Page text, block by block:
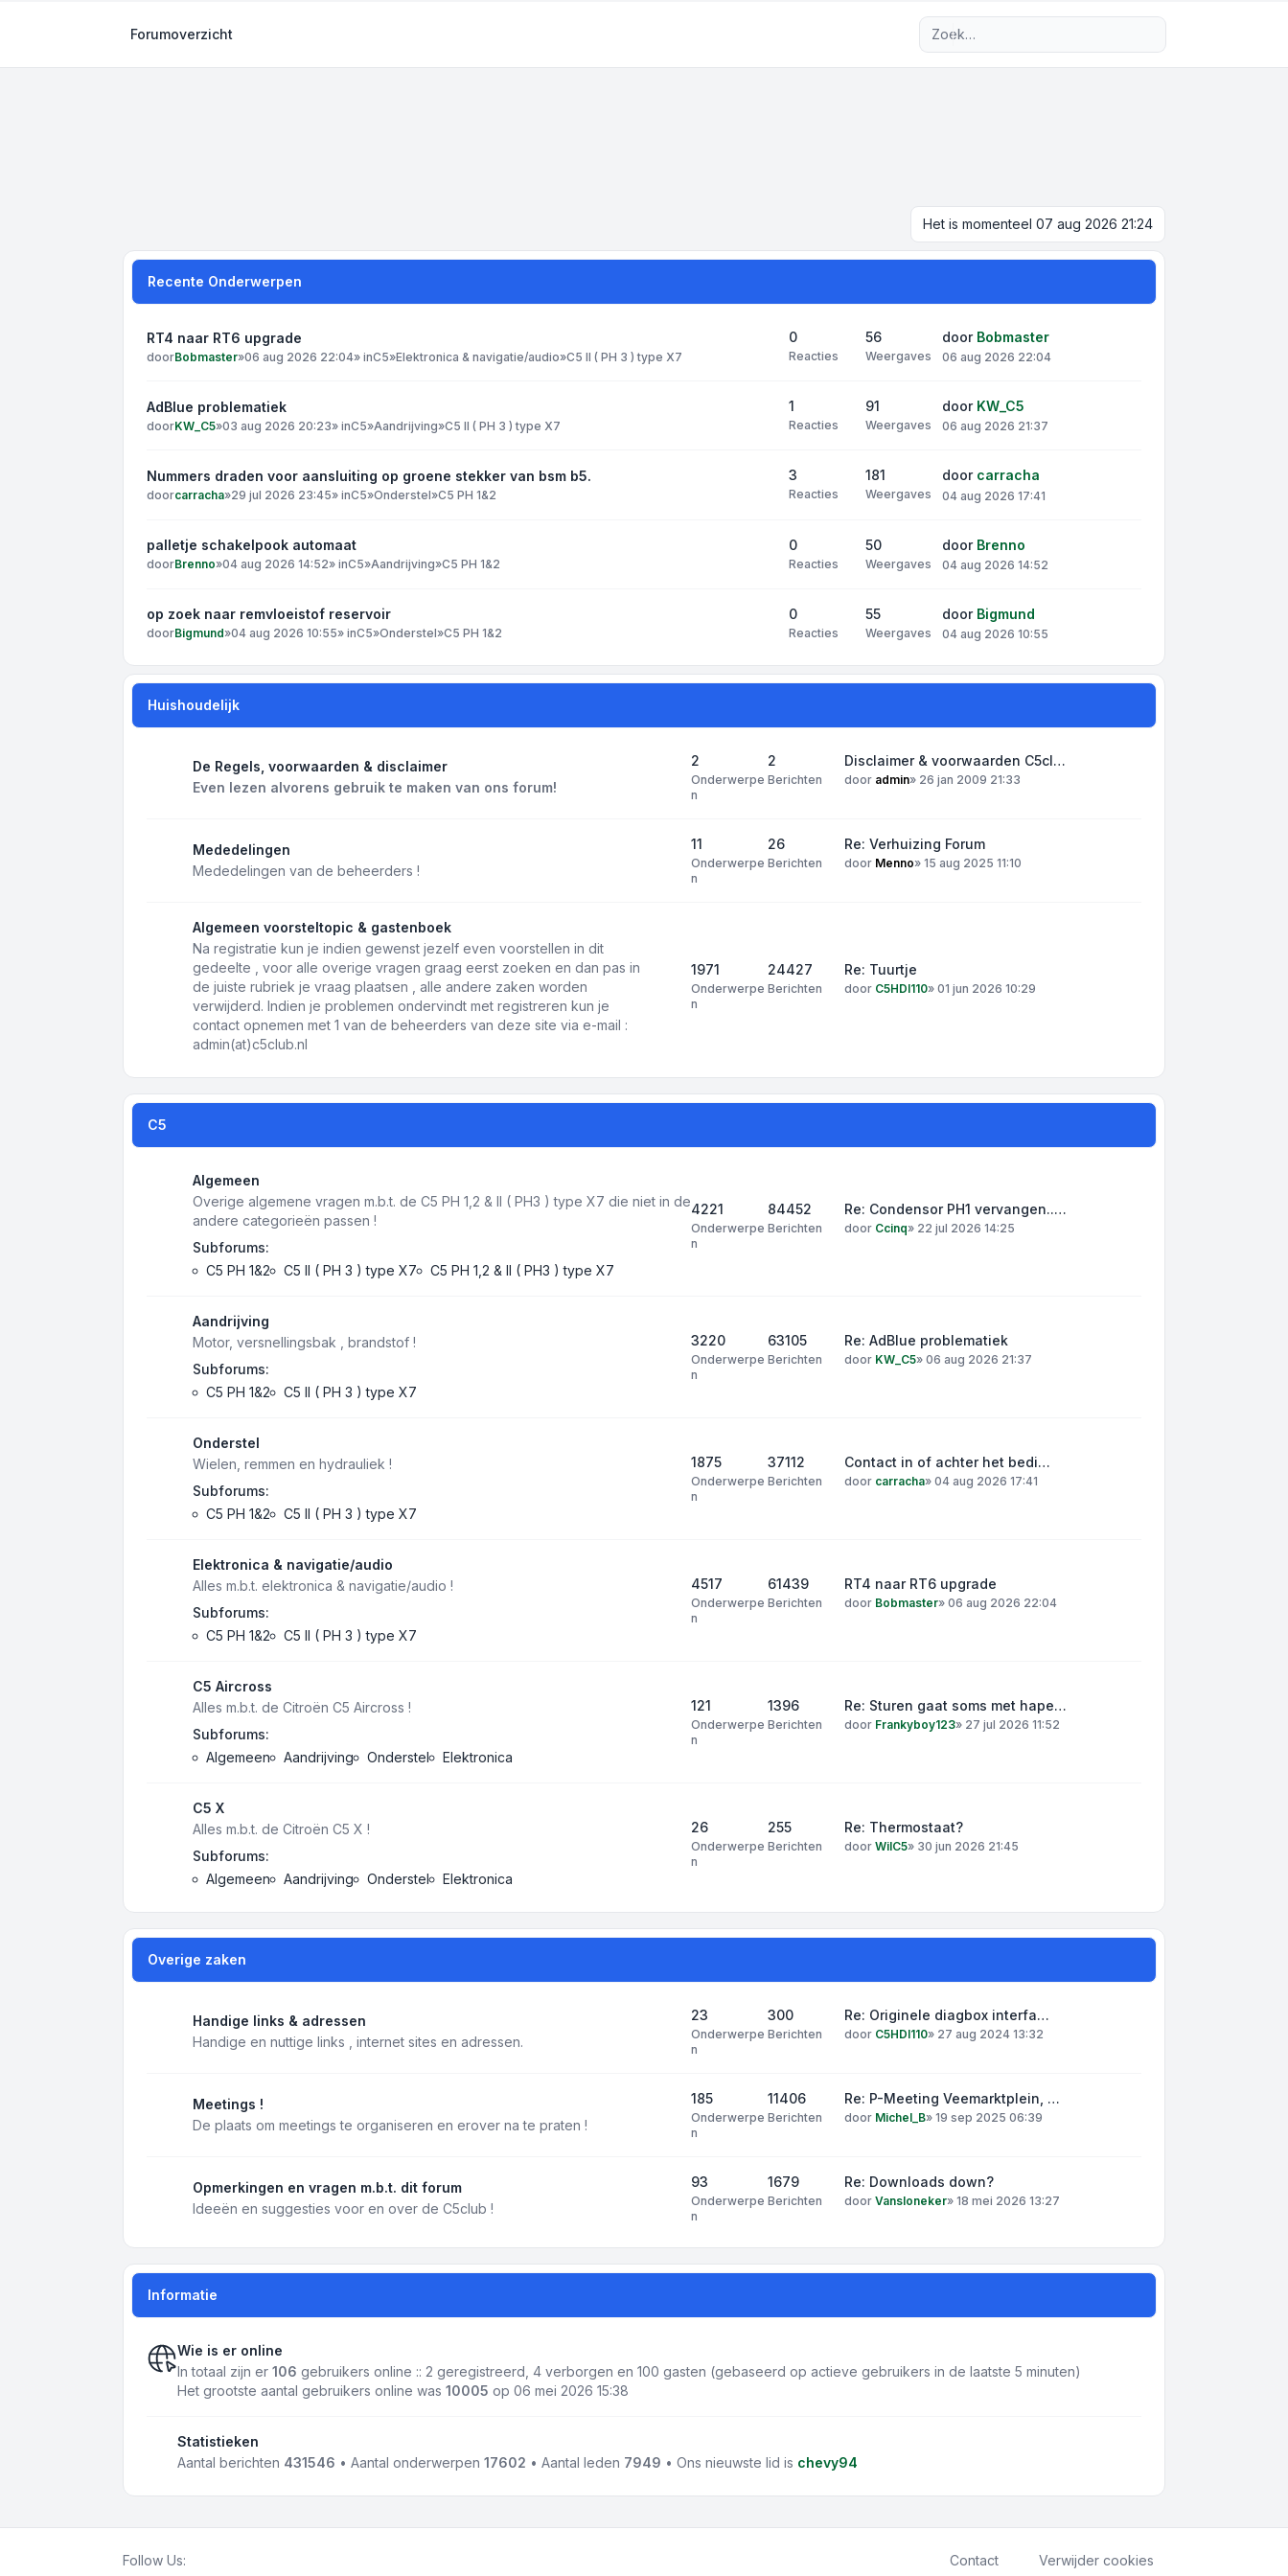
Forumoverzicht
Het is momenteel 07 aug 2026 21:24
Recente Onderwerpen
RT4 naar RT6 upgrade
doorBobmaster»06 aug 2026 22:04» inC5»Elektronica & navigatie/audio»C5 II ( PH 3 ) type X7
0
Reacties
56
Weergaves
door Bobmaster
06 aug 2026 22:04
AdBlue problematiek
doorKW_C5»03 aug 2026 20:23» inC5»Aandrijving»C5 II ( PH 3 ) type X7
1
Reacties
91
Weergaves
door KW_C5
06 aug 2026 21:37
Nummers draden voor aansluiting op groene stekker van bsm b5.
doorcarracha»29 jul 2026 23:45» inC5»Onderstel»C5 PH 1&2
3
Reacties
181
Weergaves
door carracha
04 aug 2026 17:41
palletje schakelpook automaat
doorBrenno»04 aug 2026 14:52» inC5»Aandrijving»C5 PH 1&2
0
Reacties
50
Weergaves
door Brenno
04 aug 2026 14:52
op zoek naar remvloeistof reservoir
doorBigmund»04 aug 2026 10:55» inC5»Onderstel»C5 PH 1&2
0
Reacties
55
Weergaves
door Bigmund
04 aug 2026 10:55
Huishoudelijk
De Regels, voorwaarden & disclaimer
Even lezen alvorens gebruik te maken van ons forum!
2
Onderwerpe
n
2
Berichten
Disclaimer & voorwaarden C5cl…
door admin» 26 jan 2009 21:33
Mededelingen
Mededelingen van de beheerders !
11
Onderwerpe
n
26
Berichten
Re: Verhuizing Forum
door Menno» 15 aug 2025 11:10
Algemeen voorsteltopic & gastenboek
Na registratie kun je indien gewenst jezelf even voorstellen in dit
gedeelte , voor alle overige vragen graag eerst zoeken en dan pas in
de juiste rubriek je vraag plaatsen , alle andere zaken worden
verwijderd. Indien je problemen ondervindt met registreren kun je
contact opnemen met 1 van de beheerders van deze site via e-mail :
admin(at)c5club.nl
1971
Onderwerpe
n
24427
Berichten
Re: Tuurtje
door C5HDI110» 01 jun 2026 10:29
C5
Algemeen
Overige algemene vragen m.b.t. de C5 PH 1,2 & II ( PH3 ) type X7 die niet in de
andere categorieën passen !
Subforums:
C5 PH 1&2
C5 II ( PH 3 ) type X7 C5 PH 1,2 & II ( PH3 ) type X7
4221
Onderwerpe
n
84452
Berichten
Re: Condensor PH1 vervangen..…
door Ccinq» 22 jul 2026 14:25
Aandrijving
Motor, versnellingsbak , brandstof !
Subforums:
C5 PH 1&2
C5 II ( PH 3 ) type X7
3220
Onderwerpe
n
63105
Berichten
Re: AdBlue problematiek
door KW_C5» 06 aug 2026 21:37
Onderstel
Wielen, remmen en hydrauliek !
Subforums:
C5 PH 1&2
C5 II ( PH 3 ) type X7
1875
Onderwerpe
n
37112
Berichten
Contact in of achter het bedi…
door carracha» 04 aug 2026 17:41
Elektronica & navigatie/audio
Alles m.b.t. elektronica & navigatie/audio !
Subforums:
C5 PH 1&2
C5 II ( PH 3 ) type X7
4517
Onderwerpe
n
61439
Berichten
RT4 naar RT6 upgrade
door Bobmaster» 06 aug 2026 22:04
C5 Aircross
Alles m.b.t. de Citroën C5 Aircross !
Subforums:
Algemeen
Aandrijving Onderstel Elektronica
121
Onderwerpe
n
1396
Berichten
Re: Sturen gaat soms met hape…
door Frankyboy123» 27 jul 2026 11:52
C5 X
Alles m.b.t. de Citroën C5 X !
Subforums:
Algemeen
Aandrijving Onderstel Elektronica
26
Onderwerpe
n
255
Berichten
Re: Thermostaat?
door WilC5» 30 jun 2026 21:45
Overige zaken
Handige links & adressen
Handige en nuttige links , internet sites en adressen.
23
Onderwerpe
n
300
Berichten
Re: Originele diagbox interfa…
door C5HDI110» 27 aug 2024 13:32
Meetings !
De plaats om meetings te organiseren en erover na te praten !
185
Onderwerpe
n
11406
Berichten
Re: P-Meeting Veemarktplein, …
door Michel_B» 19 sep 2025 06:39
Opmerkingen en vragen m.b.t. dit forum
Ideeën en suggesties voor en over de C5club !
93
Onderwerpe
n
1679
Berichten
Re: Downloads down?
door Vansloneker» 18 mei 2026 13:27
Informatie
Wie is er online
In totaal zijn er 106 gebruikers online :: 2 geregistreerd, 4 verborgen en 100 gasten (gebaseerd op actieve gebruikers in de laatste 5 minuten)
Het grootste aantal gebruikers online was 10005 op 06 mei 2026 15:38
Statistieken
Aantal berichten 431546 • Aantal onderwerpen 17602 • Aantal leden 7949 • Ons nieuwste lid is chevy94
Follow Us: Contact Verwijder cookies